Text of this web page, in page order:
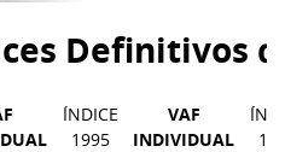
Definitivos
ÍNDICE
1995
VAF
INDIVIDUAL